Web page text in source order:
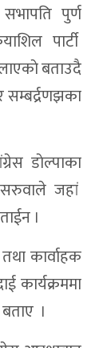
पुर्ण
पार्टी
बताउदै
डाेल्पाका
जहां
।
कार्वाहक
कार्यक्रममा
।